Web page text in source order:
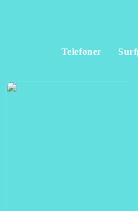
Telefoner